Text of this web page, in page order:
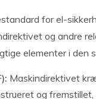
for el-
og andre
elementer i den
Maskindirektivet
og